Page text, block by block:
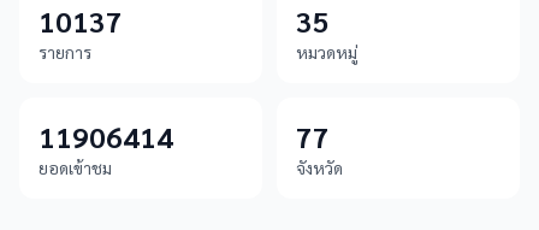
10137
รายการ
35
หมวดหมู่
11906414
ยอดเข้าชม
77
จังหวัด